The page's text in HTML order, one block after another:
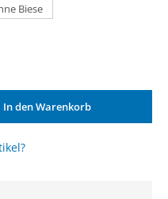
Biese
ein oder benutze die Schaltflächen
In den Warenkorb